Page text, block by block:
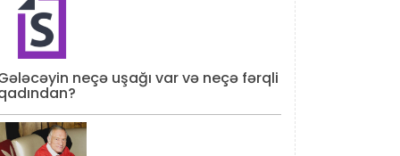
neçə uşağı var və neçə fərqli